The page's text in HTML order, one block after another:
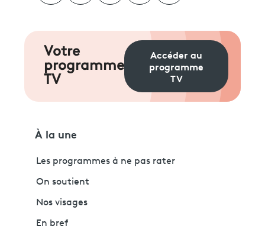
Votre
programme
TV
Accéder au
programme
TV
À la une
Les programmes à ne pas rater
On soutient
Nos visages
En bref